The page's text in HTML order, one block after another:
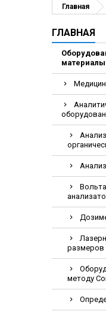
Главная
ГЛАВНАЯ
материалы
размеров
методу